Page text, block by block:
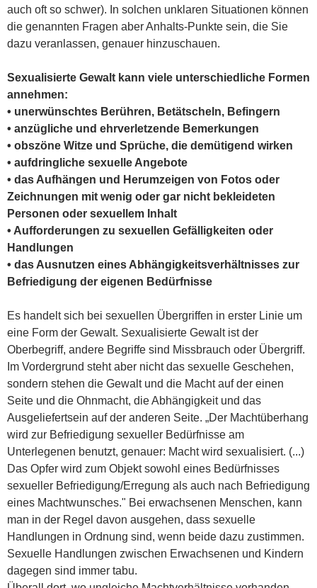
auch oft so schwer). In solchen unklaren Situationen können
die genannten Fragen aber Anhalts-Punkte sein, die Sie
dazu veranlassen, genauer hinzuschauen.
Sexualisierte Gewalt kann viele unterschiedliche Formen
annehmen:
• unerwünschtes Berühren, Betätscheln, Befingern
• anzügliche und ehrverletzende Bemerkungen
• obszöne Witze und Sprüche, die demütigend wirken
• aufdringliche sexuelle Angebote
• das Aufhängen und Herumzeigen von Fotos oder
Zeichnungen mit wenig oder gar nicht bekleideten
Personen oder sexuellem Inhalt
• Aufforderungen zu sexuellen Gefälligkeiten oder
Handlungen
• das Ausnutzen eines Abhängigkeitsverhältnisses zur
Befriedigung der eigenen Bedürfnisse
Es handelt sich bei sexuellen Übergriffen in erster Linie um
eine Form der Gewalt. Sexualisierte Gewalt ist der
Oberbegriff, andere Begriffe sind Missbrauch oder Übergriff.
Im Vordergrund steht aber nicht das sexuelle Geschehen,
sondern stehen die Gewalt und die Macht auf der einen
Seite und die Ohnmacht, die Abhängigkeit und das
Ausgeliefertsein auf der anderen Seite. „Der Machtüberhang
wird zur Befriedigung sexueller Bedürfnisse am
Unterlegenen benutzt, genauer: Macht wird sexualisiert. (...)
Das Opfer wird zum Objekt sowohl eines Bedürfnisses
sexueller Befriedigung/Erregung als auch nach Befriedigung
eines Machtwunsches." Bei erwachsenen Menschen, kann
man in der Regel davon ausgehen, dass sexuelle
Handlungen in Ordnung sind, wenn beide dazu zustimmen.
Sexuelle Handlungen zwischen Erwachsenen und Kindern
dagegen sind immer tabu.